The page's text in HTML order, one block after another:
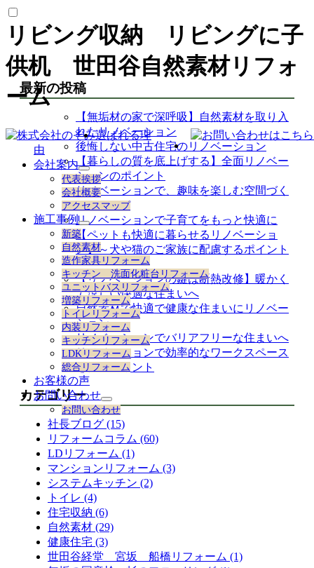
リビング収納 リビングに子
供机 世田谷自然素材リフォ
ーム
選ばれる理
由
会社案内
サ
ブ
メ
ニ
ュ
ー
を
展
開
代表挨拶
会社概要
アクセスマップ
施工事例
サ
ブ
メ
ニ
ュ
ー
を
展
開
新築
自然素材
造作家具リフォーム
キッチン 洗面化粧台リフォーム
ユニットバスリフォーム
増築リフォーム
トイレリフォーム
内装リフォーム
キッチンリフォーム
LDKリフォーム
総合リフォーム
お客様の声
お問い合わせ
サ
ブ
メ
ニ
ュ
ー
を
お問い合わせ
最新の投稿
【無垢材の家で深呼吸】自然素材を取り入
れたリノベーション
後悔しない中古住宅のリノベーション
【暮らしの質を底上げする】全面リノベー
ションのポイント
リノベーションで、趣味を楽しむ空間づく
り
リノベーションで子育てをもっと快適に
【ペットも快適に暮らせるリノベーショ
ン】～犬や猫のご家族に配慮するポイント
～
【リノベーションの鍵は断熱改修】暖かく
て涼しい快適な住まいへ
自然素材で快適で健康な住まいにリノベー
ション
リノベーションでバリアフリーな住まいへ
リノベーションで効率的なワークスペース
を作るポイント
カテゴリー
社長ブログ (15)
リフォームコラム (60)
LDリフォーム (1)
マンションリフォーム (3)
システムキッチン (2)
トイレ (4)
住宅収納 (6)
自然素材 (29)
健康住宅 (3)
世田谷経堂 宮坂 船橋リフォーム (1)